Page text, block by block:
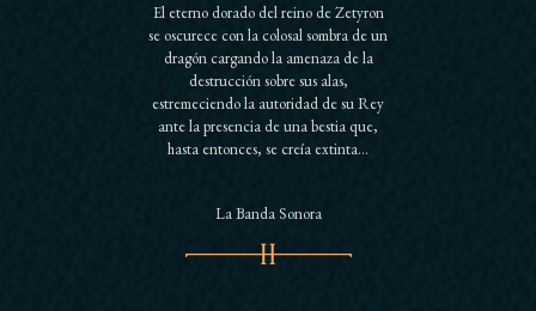
El eterno dorado del reino de Zetyron
se oscurece con la colosal sombra de un
dragón cargando la amenaza de la
destrucción sobre sus alas,
estremeciendo la autoridad de su Rey
ante la presencia de una bestia que,
hasta entonces, se creía extinta...
La Banda Sonora